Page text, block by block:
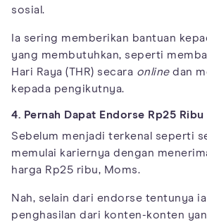
sosial.
Ia sering memberikan bantuan
yang membutuhkan, seperti
Hari Raya (THR) secara onlinedan
kepada pengikutnya.
4. Pernah Dapat Endorse Rp25 Ribu
Sebelum menjadi terkenal seperti
memulai kariernya dengan
harga Rp25 ribu, Moms.
Nah, selain dari endorse tentunya
penghasilan dari konten-konten